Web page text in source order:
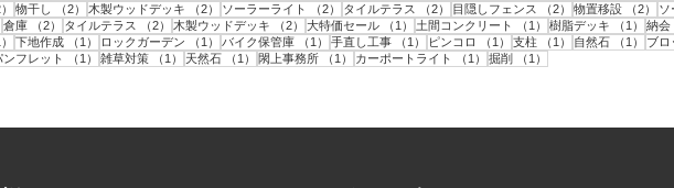
2件の記事
物干し （2） 2件の記事
木製ウッドデッキ （2） 2件の記事
ソーラーライト （2） 2件の記事
タイルテラス （2） 2件の記事
目隠しフェンス （2） 2件の記事
物置移設 （2） 2
ソ
2件の記事
倉庫 （2） 2件の記事
タイルテラス （2） 2件の記事
木製ウッドデッキ （2） 2件の記事
大特価セール （1） 1件の記事
土間コンクリート （1） 1件の記事
樹脂デッキ （1） 1件
納会
1件の記事
下地作成 （1） 1件の記事
ロックガーデン （1） 1件の記事
バイク保管庫 （1） 1件の記事
手直し工事 （1） 1件の記事
ピンコロ （1） 1件の記事
支柱 （1） 1件の記事
自然石 （1） 1件
ブロ
の記事
ンフレット （1） 1件の記事
雑草対策 （1） 1件の記事
天然石 （1） 1件の記事
閖上事務所 （1） 1件の記事
カーポートライト （1） 1件の記事
掘削 （1）